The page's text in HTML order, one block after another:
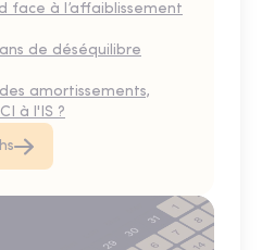
face à l’affaiblissement
de déséquilibre
amortissements,
à l'IS ?